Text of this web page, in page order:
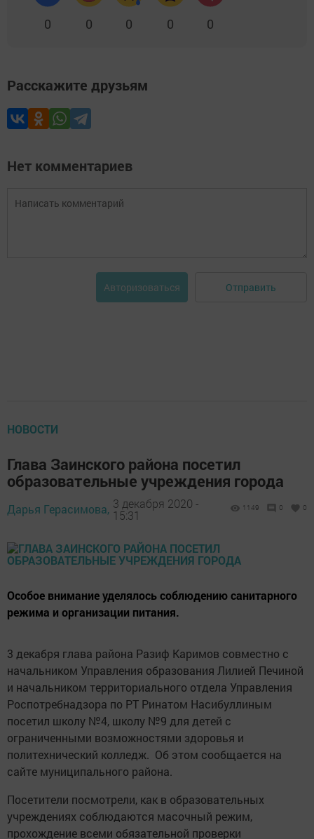
0 0 0 0 0
Расскажите друзьям
Нет комментариев
Авторизоваться Отправить
НОВОСТИ
Глава Заинского района посетил
образовательные учреждения города
Дарья Герасимова, 3 декабря 2020 -
15:31
1149 0 0
Особое внимание уделялось соблюдению санитарного
режима и организации питания.
3 декабря глава района Разиф Каримов совместно с
начальником Управления образования Лилией Печиной
и начальником территориального отдела Управления
Роспотребнадзора по РТ Ринатом Насибуллиным
посетил школу №4, школу №9 для детей с
ограниченными возможностями здоровья и
политехнический колледж. Об этом сообщается на
сайте муниципального района.
Посетители посмотрели, как в образовательных
учреждениях соблюдаются масочный режим,
прохождение всеми обязательной проверки